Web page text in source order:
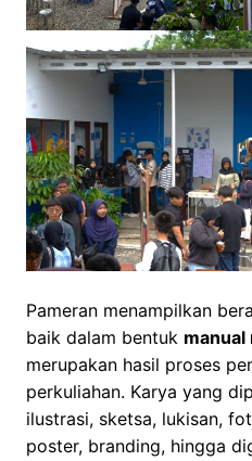
Pameran menampilkan
baik dalam bentuk manual
merupakan hasil proses
perkuliahan. Karya yang
ilustrasi, sketsa, lukisan,
poster, branding, hingga